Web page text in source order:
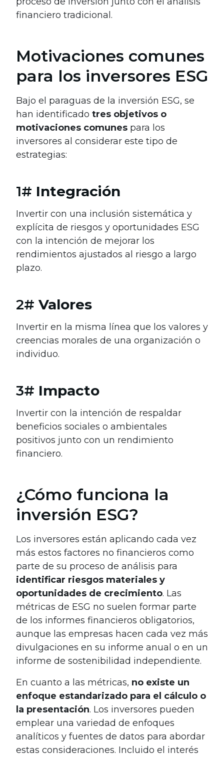
financiero tradicional.
Motivaciones comunes
para los inversores ESG
Bajo el paraguas de la inversión ESG, se
han identificado tres objetivos o
motivaciones comunes para los
inversores al considerar este tipo de
estrategias:
1# Integración
Invertir con una inclusión sistemática y
explícita de riesgos y oportunidades ESG
con la intención de mejorar los
rendimientos ajustados al riesgo a largo
plazo.
2# Valores
Invertir en la misma línea que los valores y
creencias morales de una organización o
individuo.
3# Impacto
Invertir con la intención de respaldar
beneficios sociales o ambientales
positivos junto con un rendimiento
financiero.
¿Cómo funciona la
inversión ESG?
Los inversores están aplicando cada vez
más estos factores no financieros como
parte de su proceso de análisis para
identificar riesgos materiales y
oportunidades de crecimiento. Las
métricas de ESG no suelen formar parte
de los informes financieros obligatorios,
aunque las empresas hacen cada vez más
divulgaciones en su informe anual o en un
informe de sostenibilidad independiente.
En cuanto a las métricas, no existe un
enfoque estandarizado para el cálculo o
la presentación. Los inversores pueden
emplear una variedad de enfoques
analíticos y fuentes de datos para abordar
estas consideraciones. Incluido el interés